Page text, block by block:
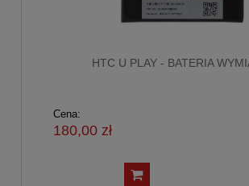
HTC U PLAY - BATERIA
Cena:
180,00 zł